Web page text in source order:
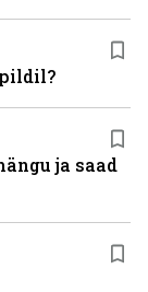
ja saad